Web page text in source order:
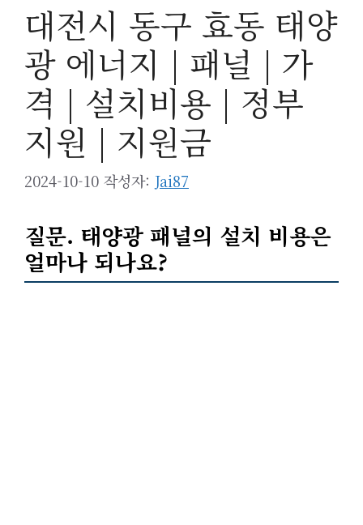
대전시 동구 효동 태양
광 에너지 | 패널 | 가
격 | 설치비용 | 정부
지원 | 지원금
2024-10-10 작성자: Jai87
질문. 태양광 패널의 설치 비용은
얼마나 되나요?